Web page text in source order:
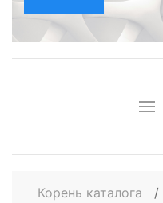
Корень каталога /